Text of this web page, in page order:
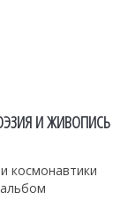
И ЖИВОПИСЬ
космонавтики